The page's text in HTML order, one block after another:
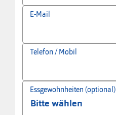
E-Mail
Telefon / Mobil
Essgewohnheiten (optional)